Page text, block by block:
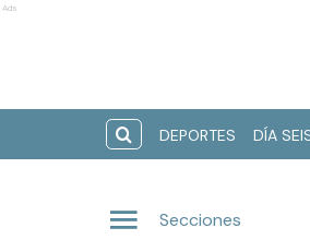
Ads
DEPORTES DÍA
Secciones